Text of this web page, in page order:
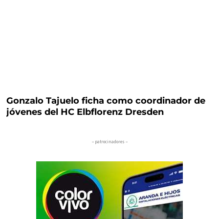
Gonzalo Tajuelo ficha como coordinador de
jóvenes del HC Elbflorenz Dresden
– patrocinadores –